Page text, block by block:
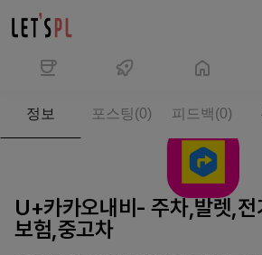
서
U+카카오내비- 주차,발렛,전
보험,중고차
정보 포스팅(0) 피드백 (0)